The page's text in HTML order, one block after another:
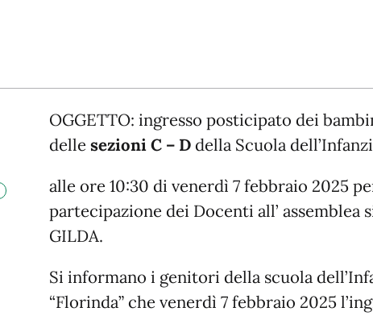
OGGETTO: ingresso posticipato dei
delle sezioni C – Ddella Scuola
alle ore 10:30 di venerdì 7 febbraio 2025
partecipazione dei Docenti all’ assemblea
GILDA.
Si informano i genitori della scuola
“Florinda” che venerdì 7 febbraio 2025